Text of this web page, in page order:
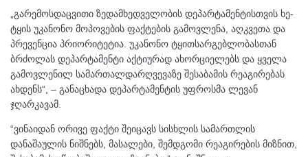
„გარემოსდაცვითი ზედამხედველობის დეპარტამენტისთვის ხე-
ტყის უკანონო მოპოვების ფაქტების გამოვლენა, აღკვეთა და
პრევენცია პრიორიტეტია. უკანონო ტყითსარგებლობასთან
ბრძოლას დეპარტამენტი აქტიურად ახორციელებს და ყველა
გამოვლენილ სამართალდარღვევაზე შესაბამის რეაგირებას
ახდენს“, – განაცხადა დეპარტამენტის უფროსმა ლევან
ჯღარკავამ.
“ვინაიდან ორივე ფაქტი შეიცავს სისხლის სამართლის
დანაშაულის ნიშნებს, მასალები, შემდგომი რეაგირების მიზნით,